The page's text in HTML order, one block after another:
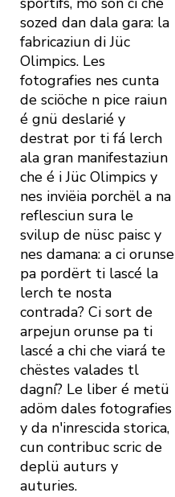
sozed dan dala gara: la
fabricaziun di Jüc
Olimpics. Les
fotografies nes cunta
de sciöche n pice raiun
é gnü deslarié y
destrat por ti fá lerch
ala gran manifestaziun
che é i Jüc Olimpics y
nes inviëia porchël a na
reflesciun sura le
svilup de nüsc paisc y
nes damana: a ci orunse
pa pordërt ti lascé la
lerch te nosta
contrada? Ci sort de
arpejun orunse pa ti
lascé a chi che viará te
chëstes valades tl
dagní? Le liber é metü
adöm dales fotografies
y da n'inrescida storica,
cun contribuc scric de
deplü auturs y
auturies.